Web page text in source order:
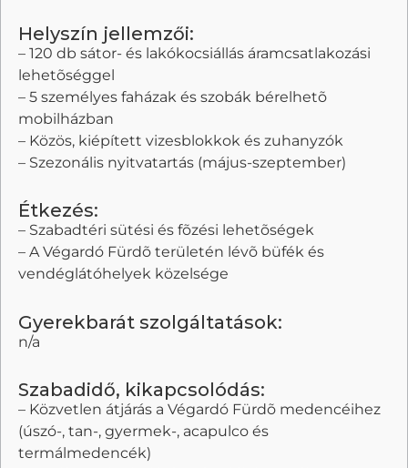
Helyszín jellemzői:
– 120 db sátor- és lakókocsiállás áramcsatlakozási
lehetõséggel
– 5 személyes faházak és szobák bérelhetõ
mobilházban
– Közös, kiépített vizesblokkok és zuhanyzók
– Szezonális nyitvatartás (május-szeptember)
Étkezés:
– Szabadtéri sütési és fõzési lehetõségek
– A Végardó Fürdõ területén lévõ büfék és
vendéglátóhelyek közelsége
Gyerekbarát szolgáltatások:
n/a
Szabadidő, kikapcsolódás:
– Közvetlen átjárás a Végardó Fürdõ medencéihez
(úszó-, tan-, gyermek-, acapulco és
termálmedencék)